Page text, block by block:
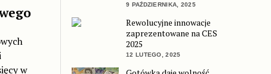
w
9 PAŹDZIERNIKA, 2025
Rewolucyjne innowacje
zaprezentowane na CES
2025
12 LUTEGO, 2025